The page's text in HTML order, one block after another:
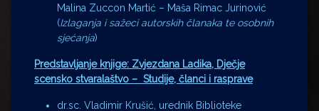
Malina Zuccon Martić – Maša Rimac Jurinović
(Izlaganja i sažeci autorskih članaka te osobnih
sjećanja)
Predstavljanje knjige: Zvjezdana Ladika, Dječje
scensko stvaralaštvo – Studije, članci i rasprave
dr.sc. Vladimir Krušić, urednik Biblioteke